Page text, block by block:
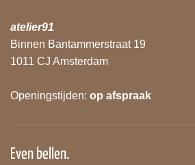
atelier91
Binnen Bantammerstraat 19
1011 CJ Amsterdam
Openingstijden: op afspraak
Even bellen.